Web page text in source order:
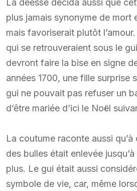
plus jamais synonyme de mort
mais favoriserait plutôt
qui se retrouveraient sous le
devront faire la bise en signe
années 1700, une fille surprise
gui ne pouvait pas refuser un
d’être mariée d’ici le Noël
La coutume raconte aussi
des bulles était enlevée jusqu’à
plus. Le gui était aussi
symbole de vie, car, même